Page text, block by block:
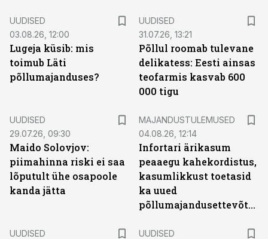
UUDISED
03.08.26, 12:00
Lugeja küsib: mis
toimub Läti
põllumajanduses?
UUDISED
31.07.26, 13:21
Põllul roomab tulevane
delikatess: Eesti ainsas
teofarmis kasvab 600
000 tigu
UUDISED
29.07.26, 09:30
Maido Solovjov:
piimahinna riski ei saa
lõputult ühe osapoole
kanda jätta
MAJANDUSTULEMUSED
04.08.26, 12:14
Infortari ärikasum
peaaegu kahekordistus,
kasumlikkust toetasid
ka uued
põllumajandusettevõtted
UUDISED
UUDISED